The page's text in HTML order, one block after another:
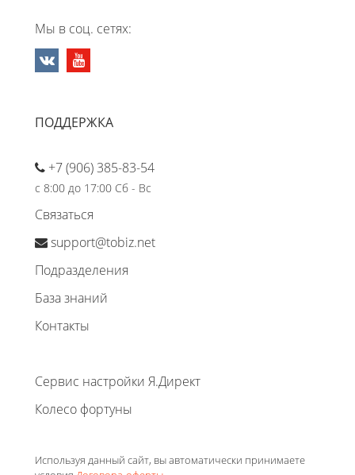
Мы в соц. сетях:
ПОДДЕРЖКА
+7 (906) 385-83-54
с 8:00 до 17:00 Сб - Вс
Связаться
support@tobiz.net
Подразделения
База знаний
Контакты
Сервис настройки Я.Директ
Колесо фортуны
Используя данный сайт, вы автоматически принимаете